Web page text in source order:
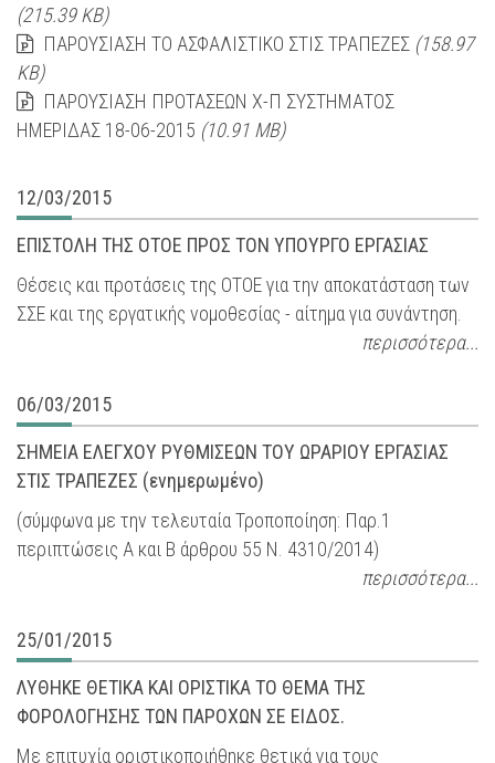
(215.39 KB)
ΠΑΡΟΥΣΙΑΣΗ ΤΟ ΑΣΦΑΛΙΣΤΙΚΟ ΣΤΙΣ ΤΡΑΠΕΖΕΣ (158.97
KB)
ΠΑΡΟΥΣΙΑΣΗ ΠΡΟΤΑΣΕΩΝ Χ-Π ΣΥΣΤΗΜΑΤΟΣ
ΗΜΕΡΙΔΑΣ 18-06-2015 (10.91 MB)
12/03/2015
ΕΠΙΣΤΟΛΗ ΤΗΣ ΟΤΟΕ ΠΡΟΣ ΤΟΝ ΥΠΟΥΡΓΟ ΕΡΓΑΣΙΑΣ
Θέσεις και προτάσεις της ΟΤΟΕ για την αποκατάσταση των
ΣΣΕ και της εργατικής νομοθεσίας - αίτημα για συνάντηση.
περισσότερα...
06/03/2015
ΣΗΜΕΙΑ ΕΛΕΓΧΟΥ ΡΥΘΜΙΣΕΩΝ ΤΟΥ ΩΡΑΡΙΟΥ ΕΡΓΑΣΙΑΣ
ΣΤΙΣ ΤΡΑΠΕΖΕΣ (ενημερωμένο)
(σύμφωνα με την τελευταία Τροποποίηση: Παρ.1
περιπτώσεις Α και Β άρθρου 55 Ν. 4310/2014)
περισσότερα...
25/01/2015
ΛΥΘΗΚΕ ΘΕΤΙΚΑ ΚΑΙ ΟΡΙΣΤΙΚΑ ΤΟ ΘΕΜΑ ΤΗΣ
ΦΟΡΟΛΟΓΗΣΗΣ ΤΩΝ ΠΑΡΟΧΩΝ ΣΕ ΕΙΔΟΣ.
Με επιτυχία οριστικοποιήθηκε θετικά για τους